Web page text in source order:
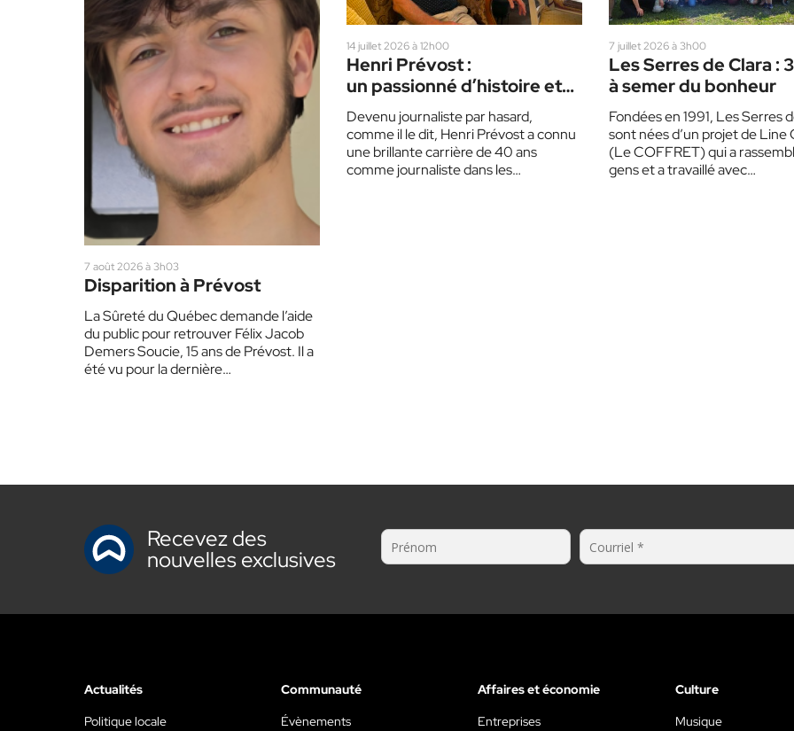
7 août 2026 à 3h03
Disparition à Prévost
La Sûreté du Québec demande l’aide
du public pour retrouver Félix Jacob
Demers Soucie, 15 ans de Prévost. Il a
été vu pour la dernière…
14 juillet 2026 à 12h00
Henri Prévost :
un passionné d’histoire et
de musique
Devenu journaliste par hasard,
comme il le dit, Henri Prévost a connu
une brillante carrière de 40 ans
comme journaliste dans les
7 juillet 2026 à 3h00
Les Serres de Clara :
à semer du bonheur
Fondées en 1991, Les Serres
sont nées d’un projet de Line
(Le COFFRET) qui a
gens et a travaillé avec…
Recevez des
nouvelles exclusives
Actualités
Politique locale
Communauté
Évènements
Affaires et économie
Entreprises
Culture
Musique